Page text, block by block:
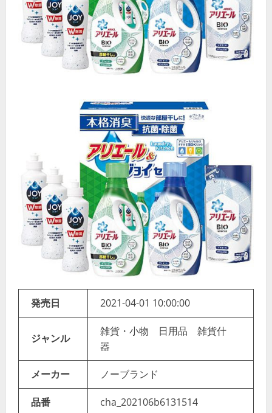
発売日 2021-04-01 10:00:00
ジャンル
雑貨・小物 日用品 雑貨什
器
メーカー ノーブランド
品番 cha_202106b6131514